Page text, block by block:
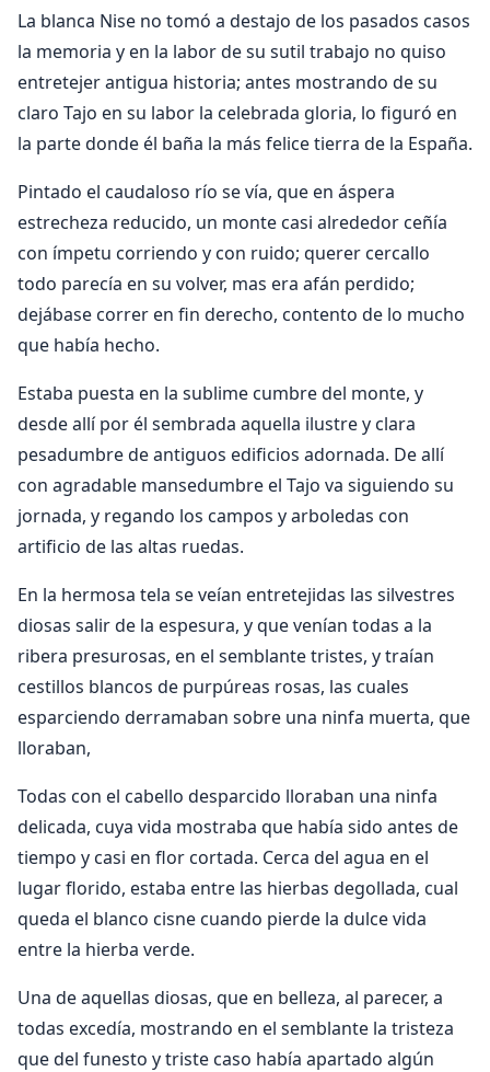
La blanca Nise no tomó a destajo de los pasados casos
la memoria y en la labor de su sutil trabajo no quiso
entretejer antigua historia; antes mostrando de su
claro Tajo en su labor la celebrada gloria, lo figuró en
la parte donde él baña la más felice tierra de la España.
Pintado el caudaloso río se vía, que en áspera
estrecheza reducido, un monte casi alrededor ceñía
con ímpetu corriendo y con ruido; querer cercallo
todo parecía en su volver, mas era afán perdido;
dejábase correr en fin derecho, contento de lo mucho
que había hecho.
Estaba puesta en la sublime cumbre del monte, y
desde allí por él sembrada aquella ilustre y clara
pesadumbre de antiguos edificios adornada. De allí
con agradable mansedumbre el Tajo va siguiendo su
jornada, y regando los campos y arboledas con
artificio de las altas ruedas.
En la hermosa tela se veían entretejidas las silvestres
diosas salir de la espesura, y que venían todas a la
ribera presurosas, en el semblante tristes, y traían
cestillos blancos de purpúreas rosas, las cuales
esparciendo derramaban sobre una ninfa muerta, que
lloraban,
Todas con el cabello desparcido lloraban una ninfa
delicada, cuya vida mostraba que había sido antes de
tiempo y casi en flor cortada. Cerca del agua en el
lugar florido, estaba entre las hierbas degollada, cual
queda el blanco cisne cuando pierde la dulce vida
entre la hierba verde.
Una de aquellas diosas, que en belleza, al parecer, a
todas excedía, mostrando en el semblante la tristeza
que del funesto y triste caso había apartado algún